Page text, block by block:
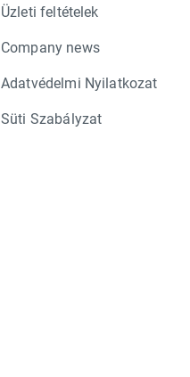
Üzleti feltételek
Company news
Adatvédelmi Nyilatkozat
Süti Szabályzat